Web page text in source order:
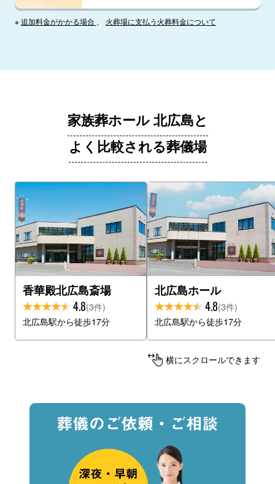
※追加料金がかかる場合 火葬場に支払う火葬料金について
家族葬ホール 北広島と
よく比較される葬儀場
香華殿北広島斎場
4.8(3件)
北広島駅から徒歩17分
北広島ホール
4.8(3件)
北広島駅から徒歩17分
横にスクロールできます